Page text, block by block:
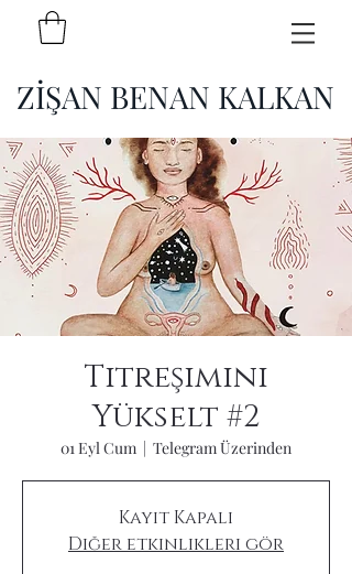
ZİŞAN BENAN KALKAN
Titreşimini
Yükselt #2
01 Eyl Cum
  |
Telegram Üzerinden
Kayıt Kapalı
Diğer etkinlikleri gör